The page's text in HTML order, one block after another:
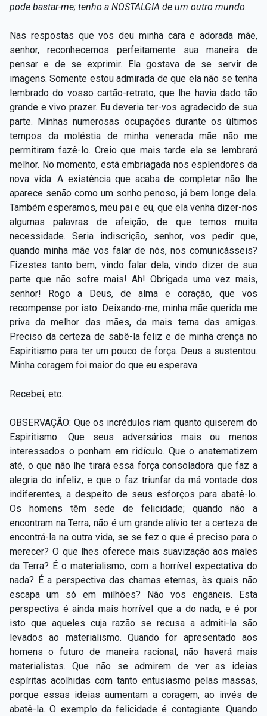
pode bastar-me; tenho a NOSTALGIA de um outro mundo.
Nas respostas que vos deu minha cara e adorada mãe,
senhor, reconhecemos perfeitamente sua maneira de
pensar e de se exprimir. Ela gostava de se servir de
imagens. Somente estou admirada de que ela não se tenha
lembrado do vosso cartão-retrato, que lhe havia dado tão
grande e vivo prazer. Eu deveria ter-vos agradecido de sua
parte. Minhas numerosas ocupações durante os últimos
tempos da moléstia de minha venerada mãe não me
permitiram fazê-lo. Creio que mais tarde ela se lembrará
melhor. No momento, está embriagada nos esplendores da
nova vida. A existência que acaba de completar não lhe
aparece senão como um sonho penoso, já bem longe dela.
Também esperamos, meu pai e eu, que ela venha dizer-nos
algumas palavras de afeição, de que temos muita
necessidade. Seria indiscrição, senhor, vos pedir que,
quando minha mãe vos falar de nós, nos comunicásseis?
Fizestes tanto bem, vindo falar dela, vindo dizer de sua
parte que não sofre mais! Ah! Obrigada uma vez mais,
senhor! Rogo a Deus, de alma e coração, que vos
recompense por isto. Deixando-me, minha mãe querida me
priva da melhor das mães, da mais terna das amigas.
Preciso da certeza de sabê-la feliz e de minha crença no
Espiritismo para ter um pouco de força. Deus a sustentou.
Minha coragem foi maior do que eu esperava.
Recebei, etc.
OBSERVAÇÃO: Que os incrédulos riam quanto quiserem do
Espiritismo. Que seus adversários mais ou menos
interessados o ponham em ridículo. Que o anatematizem
até, o que não lhe tirará essa força consoladora que faz a
alegria do infeliz, e que o faz triunfar da má vontade dos
indiferentes, a despeito de seus esforços para abatê-lo.
Os homens têm sede de felicidade; quando não a
encontram na Terra, não é um grande alívio ter a certeza de
encontrá-la na outra vida, se se fez o que é preciso para o
merecer? O que lhes oferece mais suavização aos males
da Terra? É o materialismo, com a horrível expectativa do
nada? É a perspectiva das chamas eternas, às quais não
escapa um só em milhões? Não vos enganeis. Esta
perspectiva é ainda mais horrível que a do nada, e é por
isto que aqueles cuja razão se recusa a admiti-la são
levados ao materialismo. Quando for apresentado aos
homens o futuro de maneira racional, não haverá mais
materialistas. Que não se admirem de ver as ideias
espíritas acolhidas com tanto entusiasmo pelas massas,
porque essas ideias aumentam a coragem, ao invés de
abatê-la. O exemplo da felicidade é contagiante. Quando